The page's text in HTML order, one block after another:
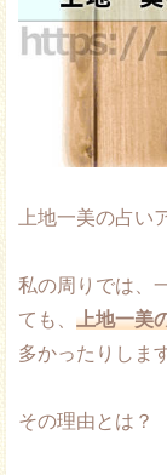
上地一美の占い
私の周りでは、
ても、 上地一美
多かったりしま
その理由とは？